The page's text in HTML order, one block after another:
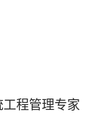
程管理专家